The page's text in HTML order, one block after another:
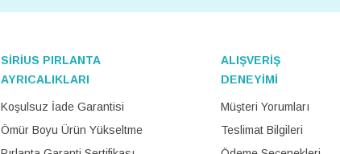
SİRİUS PIRLANTA
AYRICALIKLARI
Koşulsuz İade Garantisi
Ömür Boyu Ürün Yükseltme
ALIŞVERİŞ
DENEYİMİ
Müşteri Yorumları
Teslimat Bilgileri